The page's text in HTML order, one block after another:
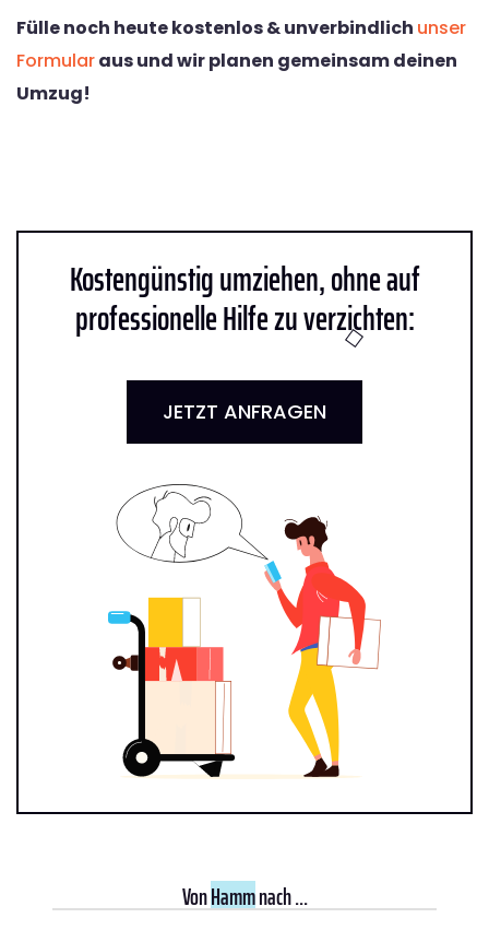
Fülle noch heute kostenlos & unverbindlich unser
Formularaus und wir planen gemeinsam deinen
Umzug!
Kostengünstig umziehen, ohne auf
professionelle Hilfe zu verzichten:
JETZT ANFRAGEN
VonHammnach ...